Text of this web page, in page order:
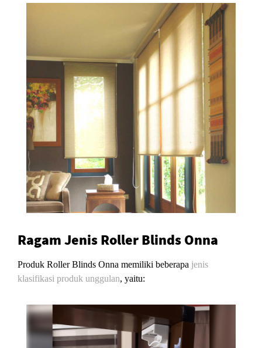
Ragam Jenis Roller Blinds Onna
Produk Roller Blinds Onna memiliki beberapa jenis
klasifikasi produk unggulan, yaitu: